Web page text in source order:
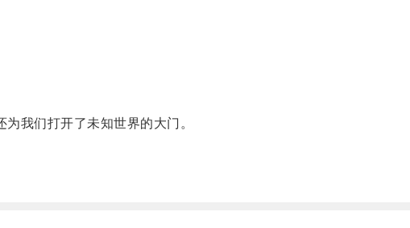
我们打开了未知世界的大门。